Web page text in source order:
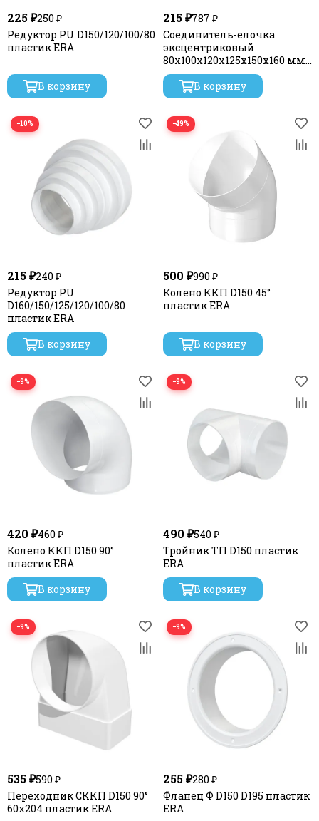
225 ₽250 ₽
Редуктор PU D150/120/100/80
пластик ERA
В корзину
215 ₽787 ₽
Соединитель-елочка
эксцентриковый
80х100х120х125х150х160 мм
пластиковый
В корзину
−10%
215 ₽240 ₽
Редуктор PU
D160/150/125/120/100/80
пластик ERA
В корзину
−49%
500 ₽990 ₽
Колено ККП D150 45°
пластик ERA
В корзину
−9%
420 ₽460 ₽
Колено ККП D150 90°
пластик ERA
В корзину
−9%
490 ₽540 ₽
Тройник ТП D150 пластик
ERA
В корзину
−9%
535 ₽590 ₽
Переходник СККП D150 90°
60х204 пластик ERA
−9%
255 ₽280 ₽
Фланец Ф D150 D195 пластик
ERA